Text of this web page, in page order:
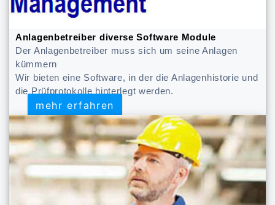
Anlagenbetreiber diverse Software Module
Der Anlagenbetreiber muss sich um seine Anlagen
kümmern
Wir bieten eine Software, in der die Anlagenhistorie und
die Prüfprotokolle hinterlegt werden.
mehr erfahren
mehr erfahren